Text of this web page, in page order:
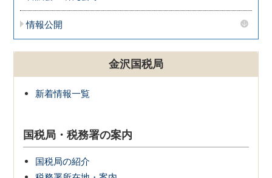
情報公開
金沢国税局
新着情報一覧
国税局・税務署の案内
国税局の紹介